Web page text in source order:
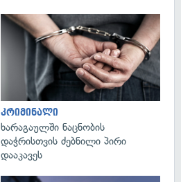
კრიმინალი
ხარაგაულში ნაცნობის
დაჭრისთვის ძებნილი პირი
დააკავეს